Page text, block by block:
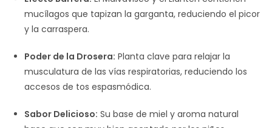
mucílagos que tapizan la garganta, reduciendo el picor
y la carraspera.
Poder de la Drosera: Planta clave para relajar la
musculatura de las vías respiratorias, reduciendo los
accesos de tos espasmódica.
Sabor Delicioso: Su base de miel y aroma natural